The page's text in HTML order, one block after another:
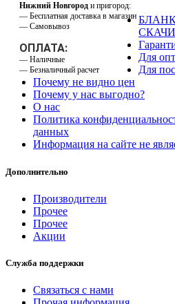
Нижний Новгород и пригород:
— Бесплатная доставка в магазин
— Самовывоз
ОПЛАТА:
— Наличные
— Безналичный расчет
Для
Для
Почему не видно цен
Почему у нас выгодно?
О нас
Политика
данных
Информация на сайте не
Дополнительно
Производители
Прочее
Прочее
Акции
Служба поддержки
Связаться с нами